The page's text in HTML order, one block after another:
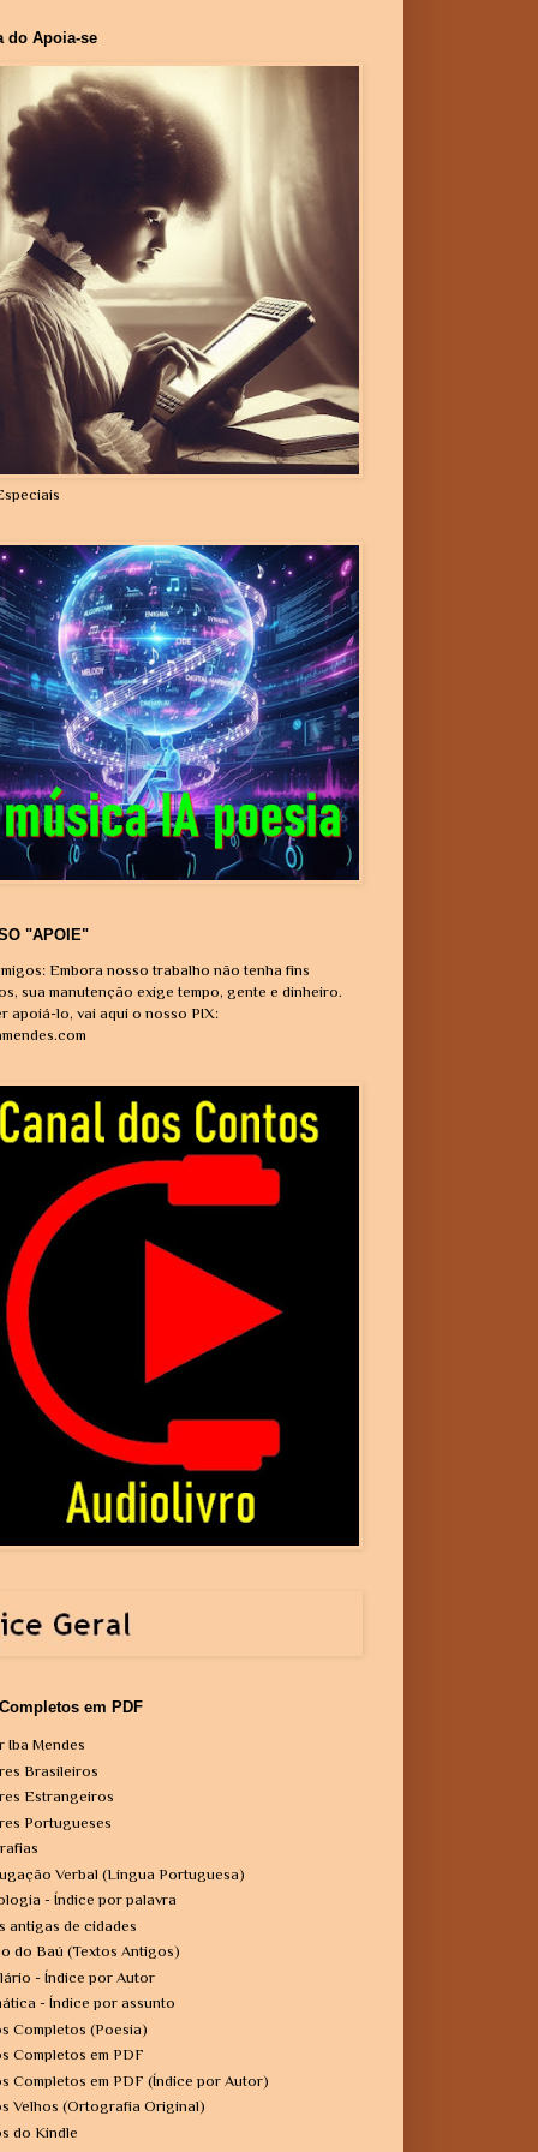
do Apoia-se
"APOIE"
Embora nosso trabalho não tenha fins
sua manutenção exige tempo, gente e dinheiro.
apoiá-lo, vai aqui o nosso PIX:
em PDF
Iba Mendes
Brasileiros
Estrangeiros
Portugueses
Verbal (Língua Portuguesa)
- Índice por palavra
antigas de cidades
do Baú (Textos Antigos)
- Índice por Autor
- Índice por assunto
Completos (Poesia)
Completos em PDF
Completos em PDF (Índice por Autor)
Velhos (Ortografia Original)
do Kindle